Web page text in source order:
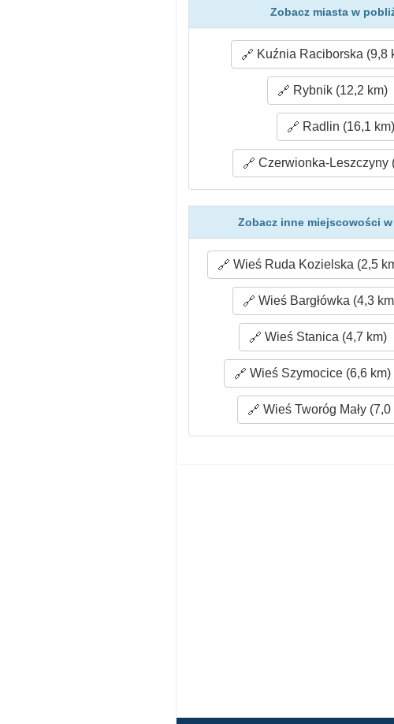
Zobacz miasta w
Kuźnia Raciborska (9,8
Rybnik (12,2 km)
Radlin (16,1 km)
Czerwionka-Leszczyny
Zobacz inne miejscowości
Wieś Ruda Kozielska (2,5
Wieś Bargłówka (4,3
Wieś Stanica (4,7 km)
Wieś Szymocice (6,6 km)
Wieś Tworóg Mały (7,0